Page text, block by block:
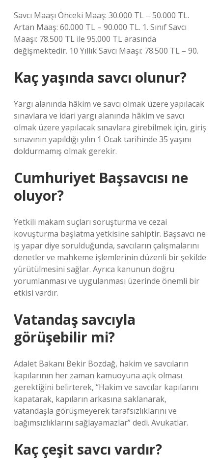
Savcı Maaşı Önceki Maaş: 30.000 TL – 50.000 TL.
Artan Maaş: 60.000 TL – 90.000 TL. 1. Sınıf Savcı
Maaşı: 78.500 TL ile 95.000 TL arasında
değişmektedir. 10 Yıllık Savcı Maaşı: 78.500 TL – 90.
Kaç yaşında savcı olunur?
Yargı alanında hâkim ve savcı olmak üzere yapılacak
sınavlara ve idari yargı alanında hâkim ve savcı
olmak üzere yapılacak sınavlara girebilmek için, giriş
sınavının yapıldığı yılın 1 Ocak tarihinde 35 yaşını
doldurmamış olmak gerekir.
Cumhuriyet Başsavcısı ne
oluyor?
Yetkili makam suçları soruşturma ve cezai
kovuşturma başlatma yetkisine sahiptir. Başsavcı ne
iş yapar diye sorulduğunda, savcıların çalışmalarını
denetler ve mahkeme işlemlerinin düzenli bir şekilde
yürütülmesini sağlar. Ayrıca kanunun doğru
yorumlanması ve uygulanması üzerinde önemli bir
etkisi vardır.
Vatandaş savcıyla
görüşebilir mi?
Adalet Bakanı Bekir Bozdağ, hakim ve savcıların
kapılarının her zaman kamuoyuna açık olması
gerektiğini belirterek, “Hakim ve savcılar kapılarını
kapatarak, kapıların arkasına saklanarak,
vatandaşla görüşmeyerek tarafsızlıklarını ve
bağımsızlıklarını sağlayamazlar” dedi. Avukatlar.
Kaç çeşit savcı vardır?